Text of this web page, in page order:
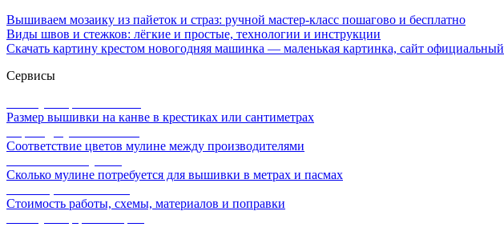
Вышиваем мозаику из пайеток и страз: ручной мастер-класс пошагово и бесплатно
Виды швов и стежков: лёгкие и простые, технологии и инструкции
Скачать картину крестом новогодняя машинка — маленькая картинка, сайт официальный
Сервисы
Размер вышивки на канве в крестиках или сантиметрах
Соответствие цветов мулине между производителями
Сколько мулине потребуется для вышивки в метрах и пасмах
Стоимость работы, схемы, материалов и поправки